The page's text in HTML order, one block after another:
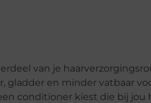
van je
gladder en minder vatbaar
conditioner kiest die bij jou